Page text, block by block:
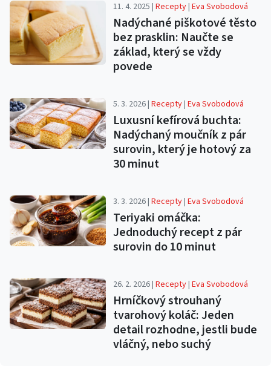
11. 4. 2025 |Recepty|Eva Svobodová
Nadýchané piškotové těsto
bez prasklin: Naučte se
základ, který se vždy
povede
5. 3. 2026 |Recepty|Eva Svobodová
Luxusní kefírová buchta:
Nadýchaný moučník z pár
surovin, který je hotový za
30 minut
3. 3. 2026 |Recepty|Eva Svobodová
Teriyaki omáčka:
Jednoduchý recept z pár
surovin do 10 minut
26. 2. 2026 |Recepty|Eva Svobodová
Hrníčkový strouhaný
tvarohový koláč: Jeden
detail rozhodne, jestli bude
vláčný, nebo suchý